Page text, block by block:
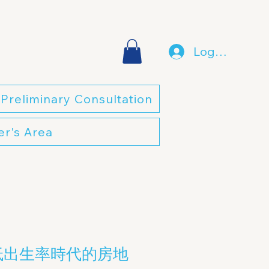
Log In
Preliminary Consultation
Area
生率時代的房地